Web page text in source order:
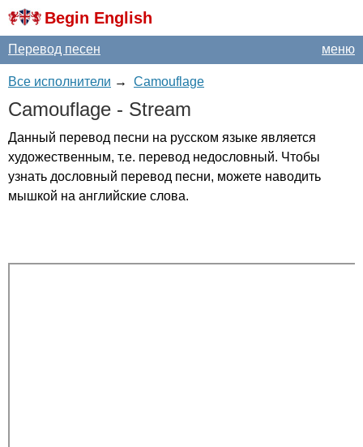
Begin English
меню
Перевод песен
Все исполнители → Camouflage
Camouflage - Stream
Данный перевод песни на русском языке является
художественным, т.е. перевод недословный. Чтобы
узнать дословный перевод песни, можете наводить
мышкой на английские слова.